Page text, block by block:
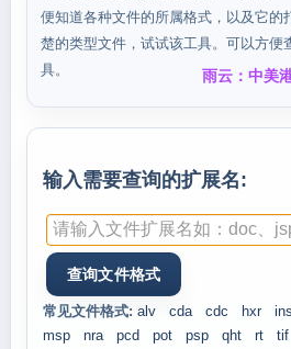
便知道各种文件的所属格式，以及它的
楚的类型文件，试试该工具。可以方便
具。
雨云：中美
输入需要查询的扩展名:
常见文件格式: alv cda cdc hxr ins
msp
nra pcd pot psp qht rt tif